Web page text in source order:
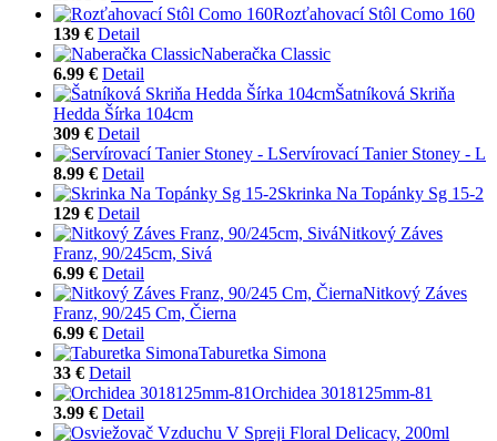
Rozťahovací Stôl Como 160
139 € Detail
Naberačka Classic
6.99 € Detail
Šatníková Skriňa
Hedda Šírka 104cm
309 € Detail
Servírovací Tanier Stoney - L
8.99 € Detail
Skrinka Na Topánky Sg 15-2
129 € Detail
Nitkový Záves
Franz, 90/245cm, Sivá
6.99 € Detail
Nitkový Záves
Franz, 90/245 Cm, Čierna
6.99 € Detail
Taburetka Simona
33 € Detail
Orchidea 3018125mm-81
3.99 € Detail